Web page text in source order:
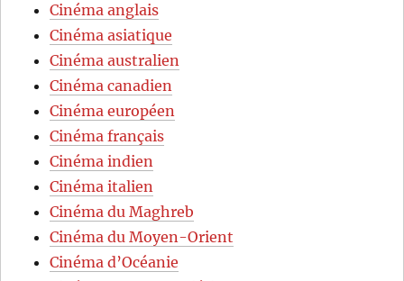
Cinéma anglais
Cinéma asiatique
Cinéma australien
Cinéma canadien
Cinéma européen
Cinéma français
Cinéma indien
Cinéma italien
Cinéma du Maghreb
Cinéma du Moyen-Orient
Cinéma d’Océanie